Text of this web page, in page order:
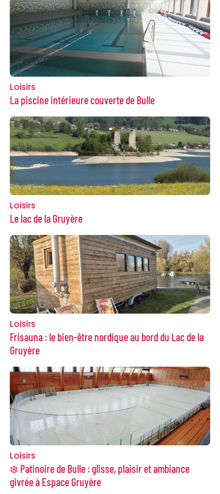
Loisirs
La piscine intérieure couverte de Bulle
Loisirs
Le lac de la Gruyère
Loisirs
Frisauna : le bien-être nordique au bord du Lac de la
Gruyère
Loisirs
❄️ Patinoire de Bulle : glisse, plaisir et ambiance
givrée à Espace Gruyère